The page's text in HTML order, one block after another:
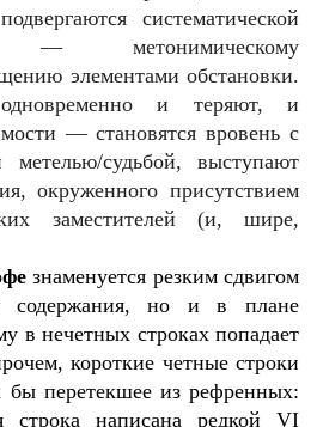
систематической
— метонимическому
элементами обстановки.
и теряют, и
— становятся вровень с
метелью/судьбой, выступают
окруженного присутствием
заместителей (и, шире,
знаменуется резким сдвигом
содержания, но и в плане
в нечетных строках попадает
короткие четные строки
бы перетекшее из рефренных:
строка написана редкой VI